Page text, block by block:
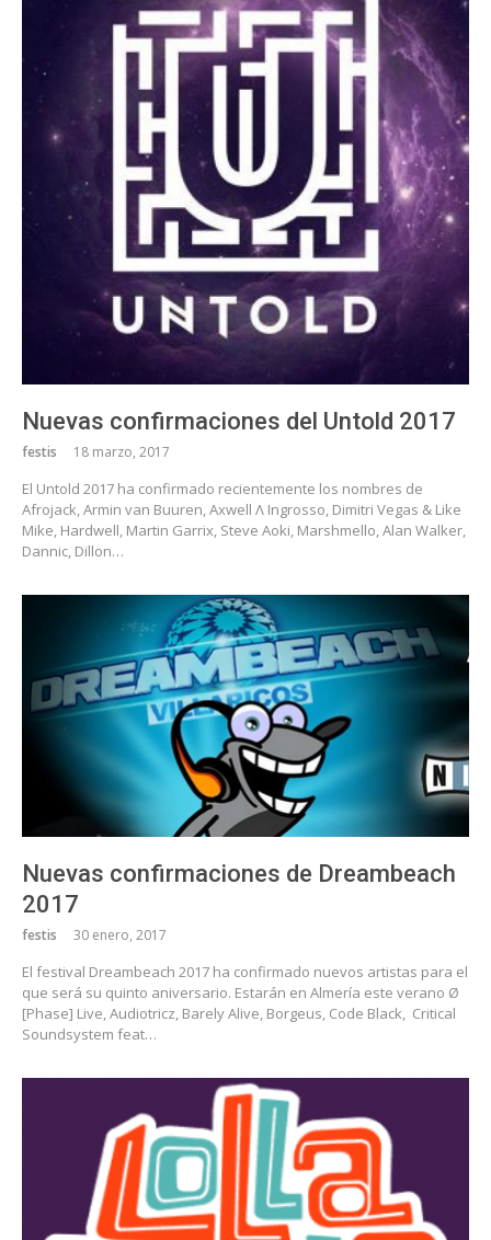
Nuevas confirmaciones del Untold 2017
festis 18 marzo, 2017
El Untold 2017 ha confirmado recientemente los nombres de
Afrojack, Armin van Buuren, Axwell Λ Ingrosso, Dimitri Vegas & Like
Mike, Hardwell, Martin Garrix, Steve Aoki, Marshmello, Alan Walker,
Dannic, Dillon…
Nuevas confirmaciones de Dreambeach
2017
festis 30 enero, 2017
El festival Dreambeach 2017 ha confirmado nuevos artistas para el
que será su quinto aniversario. Estarán en Almería este verano Ø
[Phase] Live, Audiotricz, Barely Alive, Borgeus, Code Black, Critical
Soundsystem feat…